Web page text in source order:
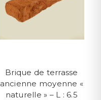
Brique de terrasse
ancienne moyenne «
naturelle » – L : 6.5